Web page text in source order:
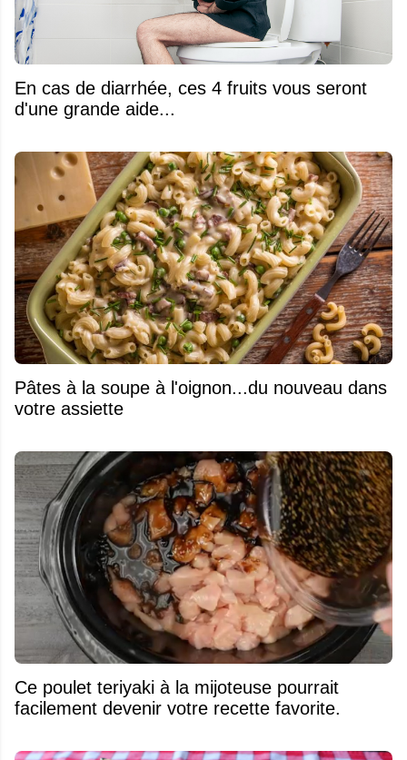
En cas de diarrhée, ces 4 fruits vous seront
d'une grande aide...
Pâtes à la soupe à l'oignon...du nouveau dans
votre assiette
Ce poulet teriyaki à la mijoteuse pourrait
facilement devenir votre recette favorite.